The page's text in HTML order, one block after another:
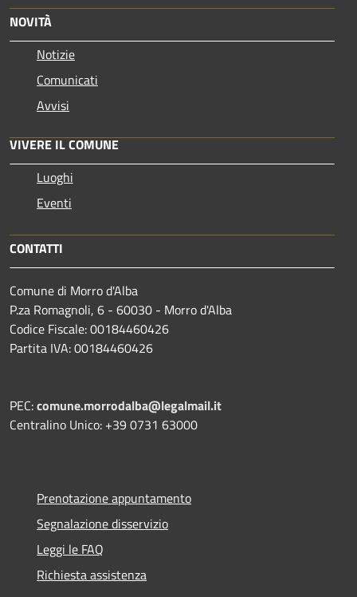
NOVITÀ
Notizie
Comunicati
Avvisi
VIVERE IL COMUNE
Luoghi
Eventi
CONTATTI
Comune di Morro d'Alba
P.za Romagnoli, 6 - 60030 - Morro d'Alba
Codice Fiscale: 00184460426
Partita IVA: 00184460426
PEC:comune.morrodalba@legalmail.it
Centralino Unico: +39 0731 63000
Prenotazione appuntamento
Segnalazione disservizio
Leggi le FAQ
Richiesta assistenza